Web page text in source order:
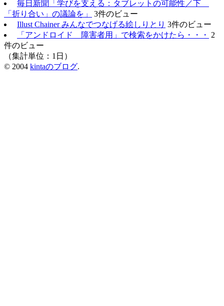
毎日新聞「学びを支える：タブレットの可能性／下
「折り合い」の議論を」
3件のビュー
Illust Chainer みんなでつなげる絵しりとり 3件のビュー
「アンドロイド 障害者用」で検索をかけたら・・・
2
件のビュー
（集計単位：1日）
© 2004 kintaのブログ.